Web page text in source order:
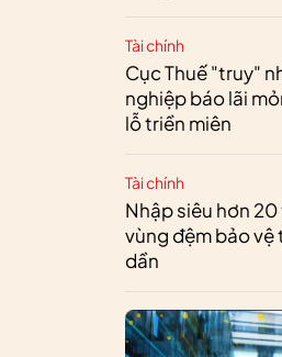
Tài chính
Cục Thuế "truy"
nghiệp báo lãi
lỗ triền miên
Tài chính
Nhập siêu hơn 20
vùng đệm bảo vệ
dần